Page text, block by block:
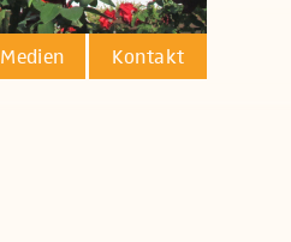
Medien Kontakt